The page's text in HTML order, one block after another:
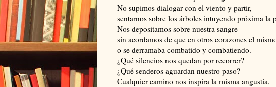
No supimos dialogar con el viento y partir,
sentarnos sobre los árboles intuyendo próxima la
Nos depositamos sobre nuestra sangre
sin acordamos de que en otros corazones el
o se derramaba combatido y combatiendo.
¿Qué silencios nos quedan por recorrer?
¿Qué senderos aguardan nuestro paso?
Cualquier camino nos inspira la misma angustia,